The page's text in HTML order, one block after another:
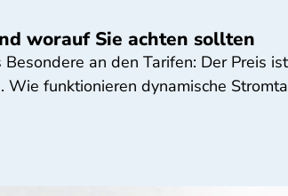
worauf Sie achten sollten
an den Tarifen: Der Preis
funktionieren dynamische